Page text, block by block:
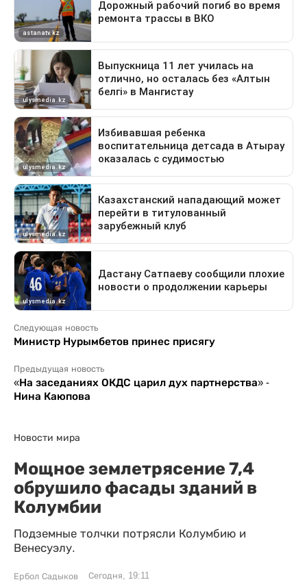
Следующая новость
Министр Нурымбетов принес присягу
Предыдущая новость
«На заседаниях ОКДС царил дух партнерства» -
Нина Каюпова
Новости мира
Мощное землетрясение 7,4
обрушило фасады зданий в
Колумбии
Подземные толчки потрясли Колумбию и
Венесуэлу.
Ербол Садыков Сегодня, 19:11